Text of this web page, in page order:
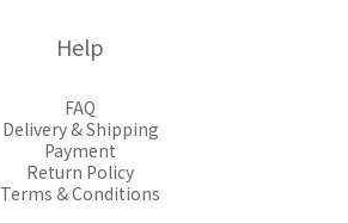
Help
FAQ
Delivery & Shipping
Payment
Return Policy
Terms & Conditions